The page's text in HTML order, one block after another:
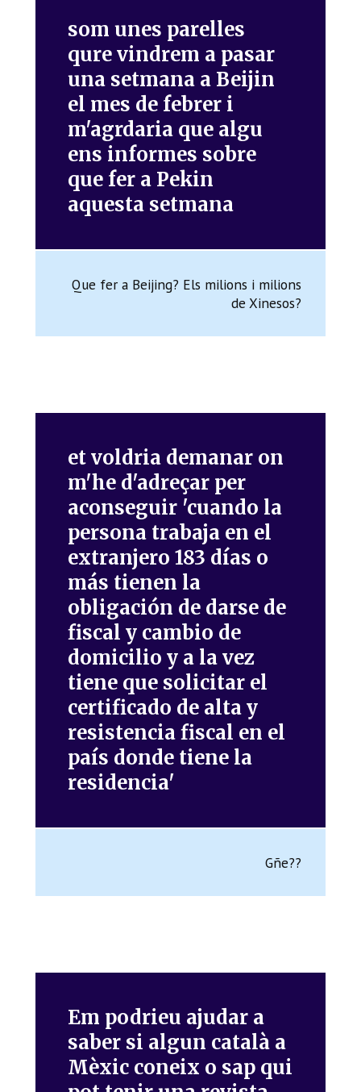
som unes parelles
qure vindrem a pasar
una setmana a Beijin
el mes de febrer i
m'agrdaria que algu
ens informes sobre
que fer a Pekin
aquesta setmana
Que fer a Beijing? Els milions i milions
de Xinesos?
et voldria demanar on
m'he d'adreçar per
aconseguir 'cuando la
persona trabaja en el
extranjero 183 días o
más tienen la
obligación de darse de
fiscal y cambio de
domicilio y a la vez
tiene que solicitar el
certificado de alta y
resistencia fiscal en el
país donde tiene la
residencia'
Gñe??
Em podrieu ajudar a
saber si algun català a
Mèxic coneix o sap qui